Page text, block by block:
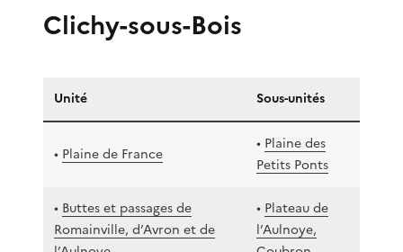
Clichy-sous-Bois
Unité Sous-unités
• Plaine de France
• Plaine des
Petits Ponts
• Buttes et passages de
Romainville, d’Avron et de
• Plateau de
l’Aulnoye,